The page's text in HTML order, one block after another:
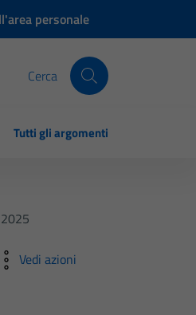
personale
Cerca
Tutti gli argomenti
Vedi azioni